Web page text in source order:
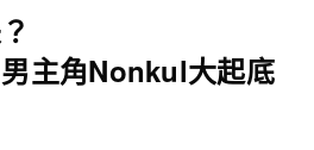
男主角Nonkul大起底